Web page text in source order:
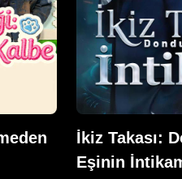
İkiz Takası:
Eşinin